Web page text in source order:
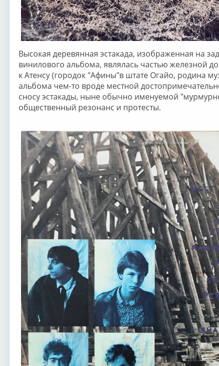
Высокая деревянная эстакада, изображенная на
винилового альбома, являлась частью железной
к Атенсу (городок "Афины"в штате Огайо, родина
альбома чем-то вроде местной
сносу эстакады, ныне обычно именуемой
общественный резонанс и протесты.